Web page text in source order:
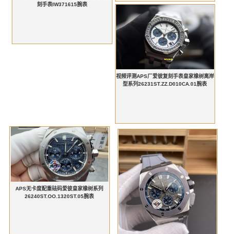
刻手表IW371615腕表
视频评测APS厂爱彼复刻手表皇家橡树离岸
型系列26231ST.ZZ.D010CA.01腕表
APS无卡度配重砝码爱彼皇家橡树系列
26240ST.OO.1320ST.05腕表